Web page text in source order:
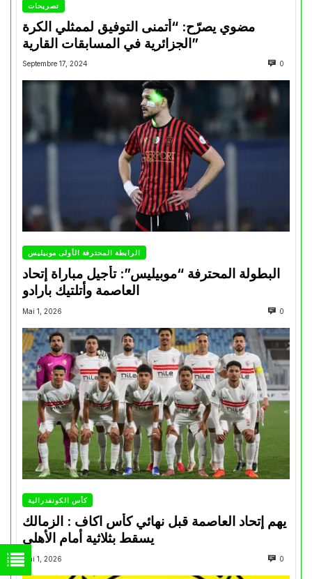
تصريحات
مضوي يصرّح: “أتمنى التوفيق لممثلي الكرة
الجزائرية في المسابقات القارية”
Septembre 17, 2024 0
الرابطة المحترفة الأولى موبيليس
البطولة المحترفة “موبيليس”: تأجيل مباراة إتحاد
العاصمة وأتلتيك بارادو
Mai 1, 2026 0
كأس الكونفدرالية
يهم إتحاد العاصمة قبل نهائي كأس اكاف : الزمالك
Mai 1, 2026 0